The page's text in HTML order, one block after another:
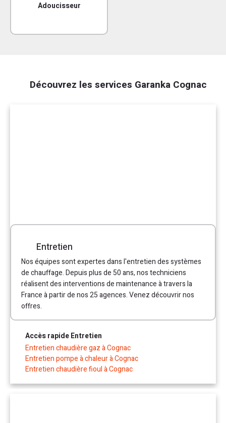
Adoucisseur
Découvrez les services Garanka Cognac
Entretien
Nos équipes sont expertes dans l'entretien des systèmes
de chauffage. Depuis plus de 50 ans, nos techniciens
réalisent des interventions de maintenance à travers la
France à partir de nos 25 agences. Venez découvrir nos
offres.
Accès rapide Entretien
Entretien chaudière gaz à Cognac
Entretien pompe à chaleur à Cognac
Entretien chaudière fioul à Cognac